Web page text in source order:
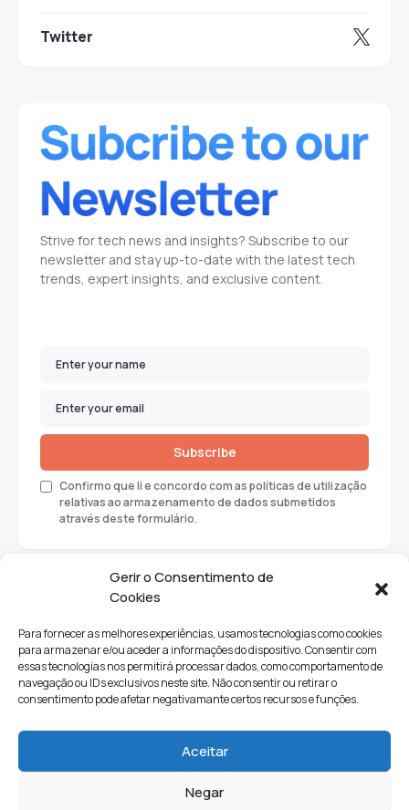
Gerir o Consentimento de
Cookies
Para fornecer as melhores experiências, usamos tecnologias como cookies
para armazenar e/ou aceder a informações do dispositivo. Consentir com
essas tecnologias nos permitirá processar dados, como comportamento de
navegação ou IDs exclusivos neste site. Não consentir ou retirar o
consentimento pode afetar negativamante certos recursos e funções.
Aceitar
Negar
Twitter
Strive for tech news and insights? Subscribe to our
newsletter and stay up-to-date with the latest tech
trends, expert insights, and exclusive content.
Subscribe
Confirmo que li e concordo com as políticas de utilização
relativas ao armazenamento de dados submetidos
através deste formulário.
Ciências e Tecnologia